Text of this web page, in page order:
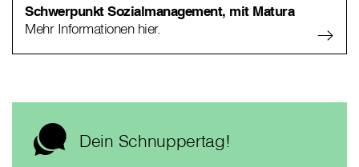
Schwerpunkt Sozialmanagement, mit Matura
Mehr Informationen hier.
Dein Schnuppertag!